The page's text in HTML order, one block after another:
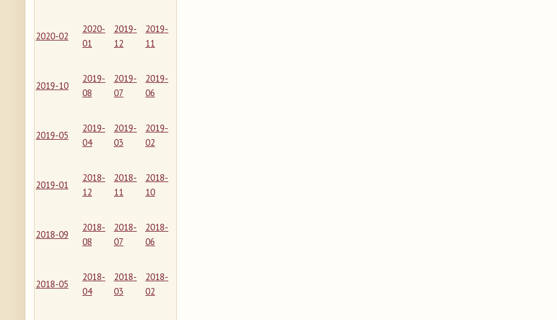
2020-02
2020-
01
2019-
12
2019-
11
2019-10
2019-
08
2019-
07
2019-
06
2019-05
2019-
04
2019-
03
2019-
02
2019-01
2018-
12
2018-
11
2018-
10
2018-09
2018-
08
2018-
07
2018-
06
2018-05
2018-
04
2018-
03
2018-
02